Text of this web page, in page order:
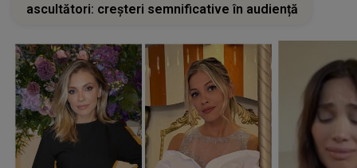
ascultători: creșteri semnificative în audiență